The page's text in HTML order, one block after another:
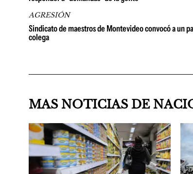
AGRESIÓN
Sindicato de maestros de Montevideo convocó a un
colega
MAS NOTICIAS DE